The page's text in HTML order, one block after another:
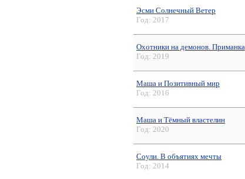
Эсми Солнечный Ветер
Год: 2017
Охотники на демонов. Приманка
Год: 2019
Маша и Позитивный мир
Год: 2016
Маша и Тёмный властелин
Год: 2020
Соули. В объятиях мечты
Год: 2014